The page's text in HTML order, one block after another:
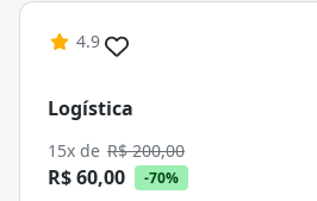
4.9
Logística
15x de R$ 200,00
R$ 60,00 -70%